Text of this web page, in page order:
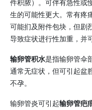
件积脓）。可伴有急性或
生的可能性更大。常有疼
可能扪及附件包块，但剧
导致症状进行性加重，并
输卵管积水是指输卵管伞
通常无症状，但可引起盆
不孕。
输卵管炎可引起输卵管疤